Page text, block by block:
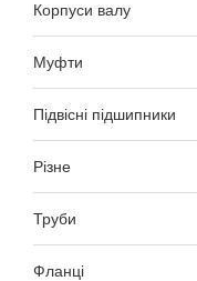
Корпуси валу
Муфти
Підвісні підшипники
Різне
Труби
Фланці